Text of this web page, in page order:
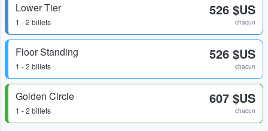
Lower Tier
1 - 2 billets
526 $US
chacun
Floor Standing
1 - 2 billets
526 $US
chacun
Golden Circle
1 - 2 billets
607 $US
chacun